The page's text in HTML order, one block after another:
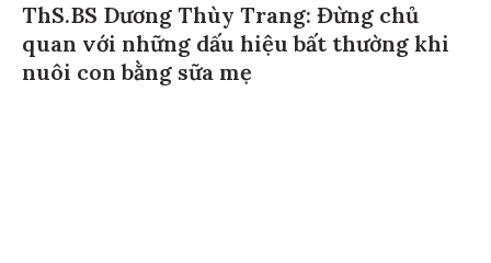
ThS.BS Dương Thùy Trang: Đừng chủ
quan với những dấu hiệu bất thường khi
nuôi con bằng sữa mẹ